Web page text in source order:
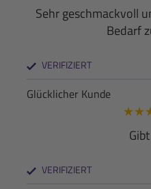
Sehr geschmackvoll
Bedarf
VERIFIZIERT
Glücklicher Kunde
★★
VERIFIZIERT